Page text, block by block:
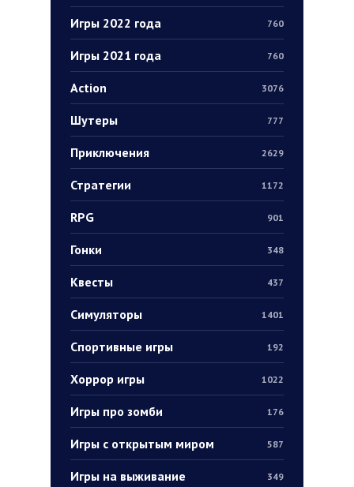
Игры 2022 года 760
Игры 2021 года 760
Action 3076
Шутеры 777
Приключения 2629
Стратегии 1172
RPG 901
Гонки 348
Квесты 437
Симуляторы 1401
Спортивные игры 192
Хоррор игры 1022
Игры про зомби 176
Игры с открытым миром 587
Игры на выживание 349